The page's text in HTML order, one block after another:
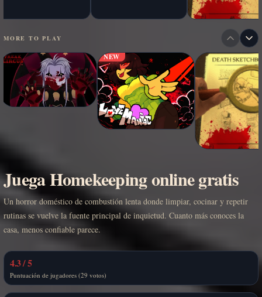
MORE TO PLAY
NEW
Juega Homekeeping online gratis
Un horror doméstico de combustión lenta donde limpiar, cocinar y repetir
rutinas se vuelve la fuente principal de inquietud. Cuanto más conoces la
casa, menos confiable parece.
4.3 / 5
Puntuación de jugadores (29 votos)